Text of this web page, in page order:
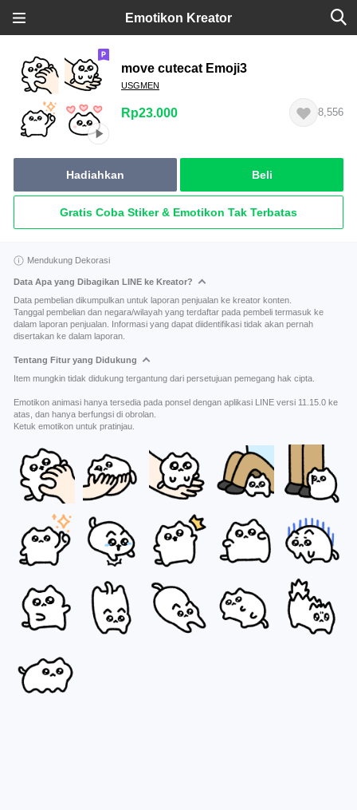
Emotikon Kreator
move cutecat Emoji3
USGMEN
Rp23.000 8,556
Hadiahkan Beli
Gratis Coba Stiker & Emotikon Tak Terbatas
Mendukung Dekorasi
Data Apa yang Dibagikan LINE ke Kreator?
Data pembelian dikumpulkan untuk laporan penjualan ke kreator konten.
Tanggal pembelian dan negara/wilayah yang terdaftar pada pembeli termasuk ke
dalam laporan penjualan. Informasi yang dapat diidentifikasi tidak akan pernah
disertakan ke dalam laporan.
Tentang Fitur yang Didukung
Item mungkin tidak didukung tergantung dari persetujuan pemegang hak cipta.
Emotikon animasi hanya tersedia pada ponsel dengan aplikasi LINE versi 11.15.0 ke
atas, dan hanya berfungsi di obrolan.
Ketuk emotikon untuk pratinjau.